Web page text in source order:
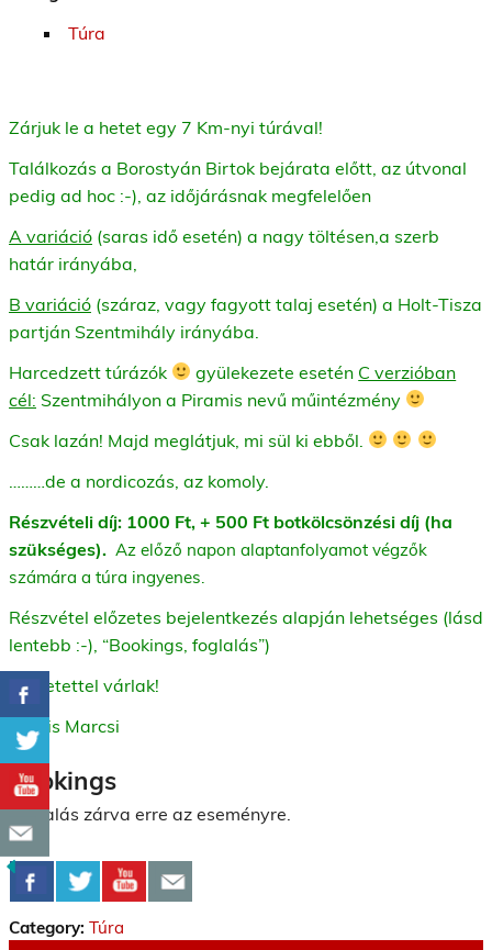
Túra
Zárjuk le a hetet egy 7 Km-nyi túrával!
Találkozás a Borostyán Birtok bejárata előtt, az útvonal
pedig ad hoc :-), az időjárásnak megfelelően
A variáció (saras idő esetén) a nagy töltésen,a szerb
határ irányába,
B variáció (száraz, vagy fagyott talaj esetén) a Holt-Tisza
partján Szentmihály irányába.
Harcedzett túrázók
gyülekezete esetén C verzióban
cél: Szentmihályon a Piramis nevű műintézmény
Csak lazán! Majd meglátjuk, mi sül ki ebből.
………de a nordicozás, az komoly.
Részvételi díj: 1000 Ft, + 500 Ft botkölcsönzési díj (ha
szükséges). Az előző napon alaptanfolyamot végzők
számára a túra ingyenes.
Részvétel előzetes bejelentkezés alapján lehetséges (lásd
lentebb :-), “Bookings, foglalás”)
Szeretettel várlak!
Kocsis Marcsi
Bookings
Foglalás zárva erre az eseményre.
Category: Túra